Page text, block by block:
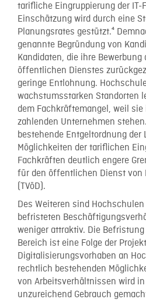
tarifliche Eingruppierung der IT-
Einschätzung wird durch eine
Planungsrates gestützt.⁴
genannte Begründung von
Kandidaten, die ihre Bewerbung
öffentlichen Dienstes
geringe Entlohnung.
wachstumsstarken Standorten
dem Fachkräftemangel, weil
zahlenden Unternehmen
bestehende Entgeltordnung der
Möglichkeiten der tariflichen
Fachkräften deutlich engere
für den öffentlichen Dienst von
(TVöD).
Des Weiteren sind
befristeten
weniger attraktiv. Die
Bereich ist eine Folge der
Digitalisierungsvorhaben an
rechtlich bestehenden
von Arbeitsverhältnissen wird in
unzureichend Gebrauch